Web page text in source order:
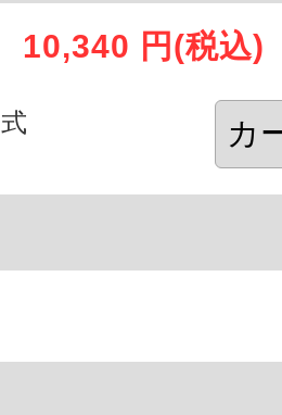
10,340 円 (税込)
式